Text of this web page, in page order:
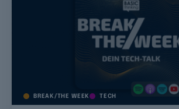
BREAK/THE WEEK TECH